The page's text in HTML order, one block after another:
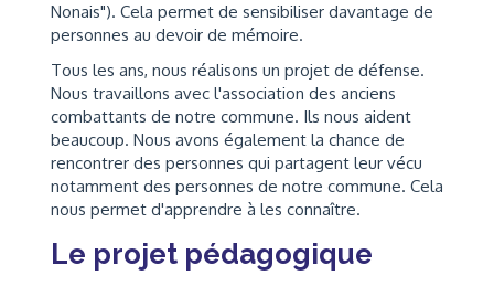
Nonais"). Cela permet de sensibiliser davantage de
personnes au devoir de mémoire.
Tous les ans, nous réalisons un projet de défense.
Nous travaillons avec l'association des anciens
combattants de notre commune. Ils nous aident
beaucoup. Nous avons également la chance de
rencontrer des personnes qui partagent leur vécu
notamment des personnes de notre commune. Cela
nous permet d'apprendre à les connaître.
Le projet pédagogique